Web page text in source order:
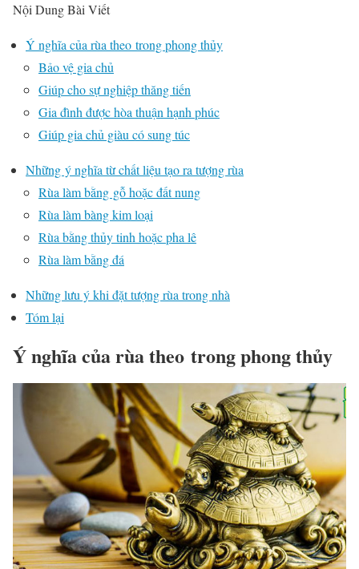
Nội Dung Bài Viết
Ý nghĩa của rùa theo trong phong thủy
Bảo vệ gia chủ
Giúp cho sự nghiệp thăng tiến
Gia đình được hòa thuận hạnh phúc
Giúp gia chủ giàu có sung túc
Những ý nghĩa từ chất liệu tạo ra tượng rùa
Rùa làm bằng gỗ hoặc đất nung
Rùa làm bàng kim loại
Rùa bằng thủy tinh hoặc pha lê
Rùa làm bằng đá
Những lưu ý khi đặt tượng rùa trong nhà
Tóm lại
Ý nghĩa của rùa theo trong phong thủy